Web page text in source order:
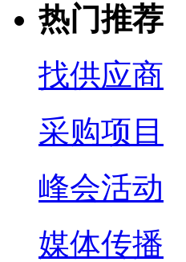
热门推荐
找供应商
采购项目
峰会活动
媒体传播